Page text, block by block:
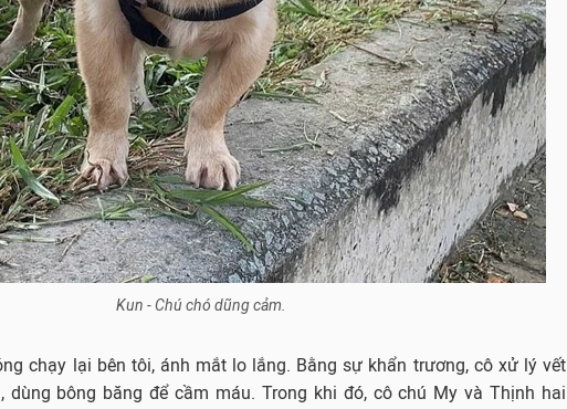
Kun - Chú chó dũng cảm.
chạy lại bên tôi, ánh mắt lo lắng. Bằng sự khẩn trương, cô xử lý vết
dùng bông băng để cầm máu. Trong khi đó, cô chú My và Thịnh hai